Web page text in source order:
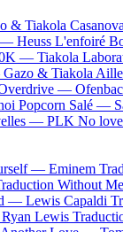
& Tiakola
— Heuss L'enfoiré
— Tiakola
Gazo & Tiakola
—
Popcorn Salé —
— PLK No
— Eminem
Without
— Lewis Capaldi
Lewis